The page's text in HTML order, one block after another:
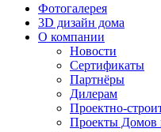
Фотогалерея
3D дизайн дома
О компании
Новости
Сертификаты
Партнёры
Дилерам
Проектно-
Проекты Домов